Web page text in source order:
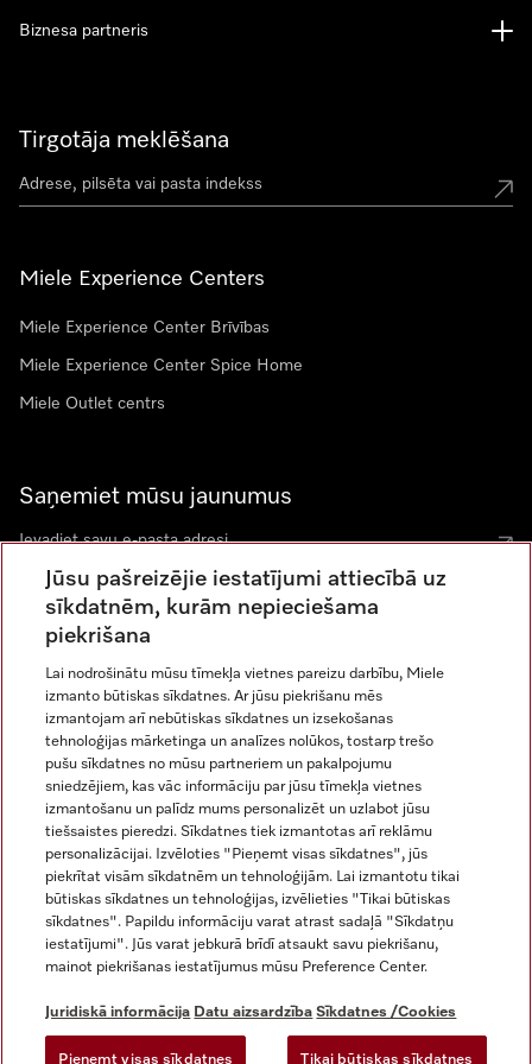
Tirgotāja meklēšana
Miele Experience Centers
Miele Experience Center Brīvības
Miele Experience Center Spice Home
Miele Outlet centrs
Saņemiet mūsu jaunumus
Biznesa partneris
Juridiskā informācija
Vispārējie darījumu noteikumi
Datu aizsardzība
Lietošanas noteikumi
Miele paziņojums par pieejamību
Digitālo pakalpojumu likums
Miele vietnē Instagram
Miele vietnē Facebook
Miele vietnē Youtube
Jūsu pašreizējie iestatījumi attiecībā uz
sīkdatnēm, kurām nepieciešama
piekrišana
Lai nodrošinātu mūsu tīmekļa vietnes pareizu darbību, Miele
izmanto būtiskas sīkdatnes. Ar jūsu piekrišanu mēs
izmantojam arī nebūtiskas sīkdatnes un izsekošanas
tehnoloģijas mārketinga un analīzes nolūkos, tostarp trešo
pušu sīkdatnes no mūsu partneriem un pakalpojumu
sniedzējiem, kas vāc informāciju par jūsu tīmekļa vietnes
izmantošanu un palīdz mums personalizēt un uzlabot jūsu
tiešsaistes pieredzi. Sīkdatnes tiek izmantotas arī reklāmu
personalizācijai. Izvēloties "Pieņemt visas sīkdatnes", jūs
piekrītat visām sīkdatnēm un tehnoloģijām. Lai izmantotu tikai
būtiskas sīkdatnes un tehnoloģijas, izvēlieties "Tikai būtiskas
sīkdatnes". Papildu informāciju varat atrast sadaļā "Sīkdatņu
iestatījumi". Jūs varat jebkurā brīdī atsaukt savu piekrišanu,
mainot piekrišanas iestatījumus mūsu Preference Center.
Juridiskā informācija Datu aizsardzība Sīkdatnes /Cookies
Pieņemt visas sīkdatnes Tikai būtiskas sīkdatnes